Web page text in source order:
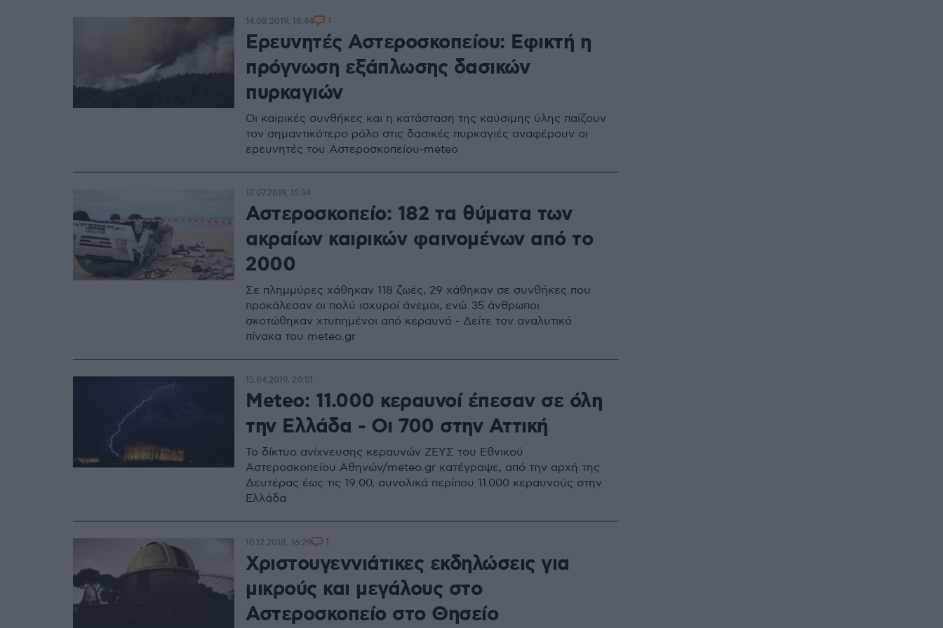
Ερευνητές Αστεροσκοπείου: Εφικτή η
πρόγνωση εξάπλωσης δασικών
πυρκαγιών
Οι καιρικές συνθήκες και η κατάσταση της καύσιμης ύλης παίζουν
τον σημαντικότερο ρόλο στις δασικές πυρκαγιές αναφέρουν οι
ερευνητές του Αστεροσκοπείου-meteo
14.08.2019, 18:44 1
Αστεροσκοπείο: 182 τα θύματα των
ακραίων καιρικών φαινομένων από το
2000
Σε πλημμύρες χάθηκαν 118 ζωές, 29 χάθηκαν σε συνθήκες που
προκάλεσαν οι πολύ ισχυροί άνεμοι, ενώ 35 άνθρωποι
σκοτώθηκαν χτυπημένοι από κεραυνό - Δείτε τον αναλυτικό
πίνακα του meteo.gr
12.07.2019, 15:34
Meteo: 11.000 κεραυνοί έπεσαν σε όλη
την Ελλάδα - Οι 700 στην Αττική
Το δίκτυο ανίχνευσης κεραυνών ΖΕΥΣ του Εθνικού
Αστεροσκοπείου Αθηνών/meteo.gr κατέγραψε, από την αρχή της
Δευτέρας έως τις 19:00, συνολικά περίπου 11.000 κεραυνούς στην
Ελλάδα
15.04.2019, 20:51
Χριστουγεννιάτικες εκδηλώσεις για
μικρούς και μεγάλους στο
Αστεροσκοπείο στο Θησείο
10.12.2018, 16:29 1